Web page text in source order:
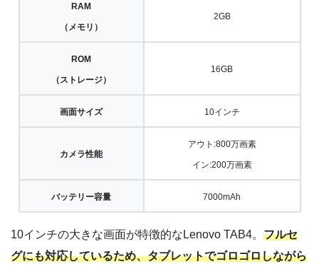
RAM
（メモリ）
2GB
ROM
（ストレージ）
16GB
画面サイズ 10インチ
カメラ性能
アウト:800万画素
イン:200万画素
バッテリー容量 7000mAh
10インチの大きな画面が特徴的なLenovo TAB4。 フルセ
グにも対応しているため、タブレットでゴロゴロしながら